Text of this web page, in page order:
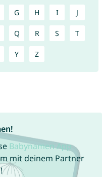
G H I J
Q R S T
Y Z
Babynamen App
mit deinem Partner